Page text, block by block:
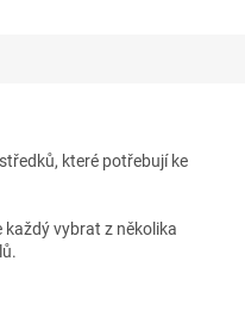
které potřebují ke
každý vybrat z několika